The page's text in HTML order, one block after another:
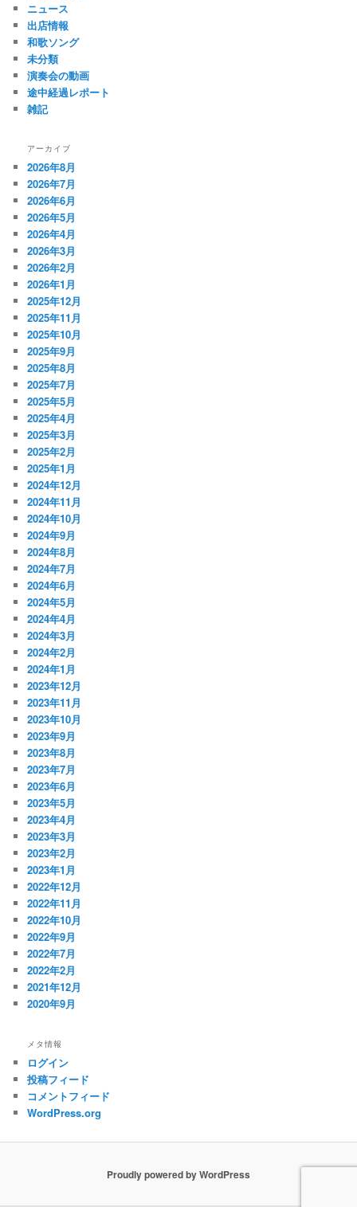
ニュース
出店情報
和歌ソング
未分類
演奏会の動画
途中経過レポート
雑記
アーカイブ
2026年8月
2026年7月
2026年6月
2026年5月
2026年4月
2026年3月
2026年2月
2026年1月
2025年12月
2025年11月
2025年10月
2025年9月
2025年8月
2025年7月
2025年5月
2025年4月
2025年3月
2025年2月
2025年1月
2024年12月
2024年11月
2024年10月
2024年9月
2024年8月
2024年7月
2024年6月
2024年5月
2024年4月
2024年3月
2024年2月
2024年1月
2023年12月
2023年11月
2023年10月
2023年9月
2023年8月
2023年7月
2023年6月
2023年5月
2023年4月
2023年3月
2023年2月
2023年1月
2022年12月
2022年11月
2022年10月
2022年9月
2022年7月
2022年2月
2021年12月
2020年9月
メタ情報
ログイン
投稿フィード
コメントフィード
WordPress.org
Proudly powered by WordPress